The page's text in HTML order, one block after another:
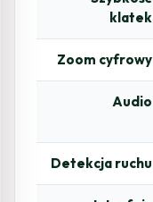
klatek
Zoom cyfrowy
Audio
Detekcja ruchu